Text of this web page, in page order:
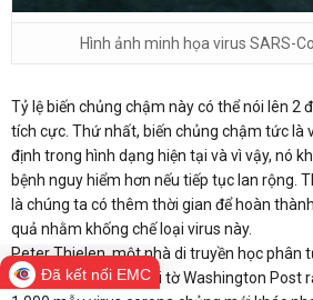
Hình ảnh minh họa virus SARS-
Tỷ lệ biến chủng chậm này có thể nói lên 2
tích cực. Thứ nhất, biến chủng chậm tức là
định trong hình dạng hiện tại và vì vậy, nó
bệnh nguy hiểm hơn nếu tiếp tục lan rộng.
là chúng ta có thêm thời gian để hoàn
quả nhằm khống chế loại virus này.
Peter Thielen, một nhà di truyền học phân
Hopkins nhận định với tờ Washington Post
Đã kết nối EMC